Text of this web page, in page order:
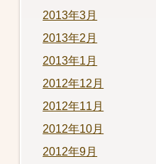
2013年3月
2013年2月
2013年1月
2012年12月
2012年11月
2012年10月
2012年9月